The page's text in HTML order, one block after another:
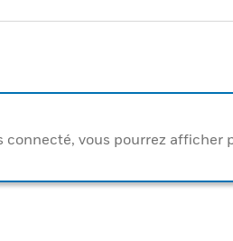
vous pourrez afficher